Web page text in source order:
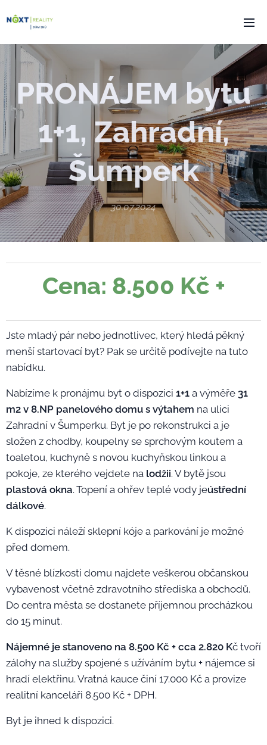
PRONÁJEM bytu
1+1, Zahradní,
Šumperk
30.07.2024
Cena: 8.500 Kč +
Jste mladý pár nebo jednotlivec, který hledá pěkný
menší startovací byt? Pak se určitě podívejte na tuto
nabídku.
Nabízíme k pronájmu byt o dispozici 1+1 a výměře 31
m2 v 8.NP panelového domu s výtahem na ulici
Zahradní v Šumperku. Byt je po rekonstrukci a je
složen z chodby, koupelny se sprchovým koutem a
toaletou, kuchyně s novou kuchyňskou linkou a
pokoje, ze kterého vejdete na lodžii. V bytě jsou
plastová okna. Topení a ohřev teplé vody jeústřední
dálkové.
K dispozici náleží sklepní kóje a parkování je možné
před domem.
V těsné blízkosti domu najdete veškerou občanskou
vybavenost včetně zdravotního střediska a obchodů.
Do centra města se dostanete příjemnou procházkou
do 15 minut.
Nájemné je stanoveno na 8.500 Kč + cca 2.820 Kč tvoří
zálohy na služby spojené s užíváním bytu + nájemce si
hradí elektřinu. Vratná kauce činí 17.000 Kč a provize
realitní kanceláři 8.500 Kč + DPH.
Byt je ihned k dispozici.